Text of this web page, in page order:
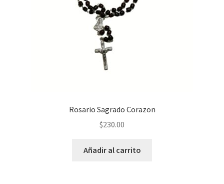
Rosario Sagrado Corazon
$230.00
Añadir al carrito